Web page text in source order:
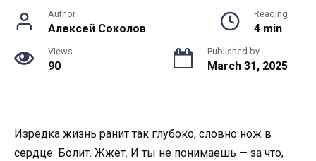
Author
Алексей Соколов
Reading
4 min
Views
90
Published by
March 31, 2025
Изредка жизнь ранит так глубоко, словно нож в
сердце. Болит. Жжет. И ты не понимаешь — за что,